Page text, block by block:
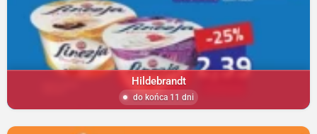
Hildebrandt
do końca 11 dni